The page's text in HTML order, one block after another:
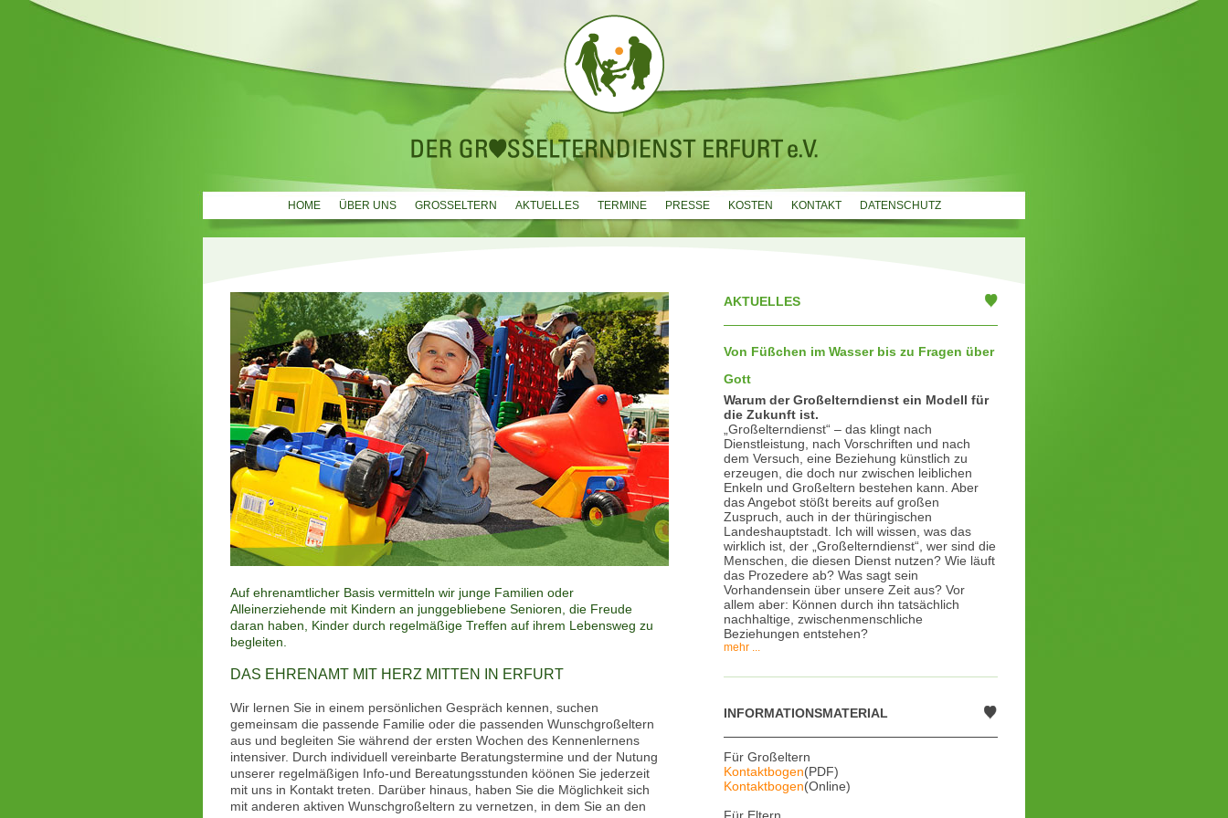
HOME ÜBER UNS GROSSELTERN AKTUELLES TERMINE PRESSE KOSTEN KONTAKT DATENSCHUTZ
Auf ehrenamtlicher Basis vermitteln wir junge Familien oder
Alleinerziehende mit Kindern an junggebliebene Senioren, die Freude
daran haben, Kinder durch regelmäßige Treffen auf ihrem Lebensweg zu
begleiten.
DAS EHRENAMT MIT HERZ MITTEN IN ERFURT
Wir lernen Sie in einem persönlichen Gespräch kennen, suchen
gemeinsam die passende Familie oder die passenden Wunschgroßeltern
aus und begleiten Sie während der ersten Wochen des Kennenlernens
intensiver. Durch individuell vereinbarte Beratungstermine und der Nutung
unserer regelmäßigen Info-und Bereatungsstunden köönen Sie jederzeit
mit uns in Kontakt treten. Darüber hinaus, haben Sie die Möglichkeit sich
mit anderen aktiven Wunschgroßeltern zu vernetzen, in dem Sie an den
AKTUELLES
Von Füßchen im Wasser bis zu Fragen über
Gott
Warum der Großelterndienst ein Modell für
die Zukunft ist.
„Großelterndienst“ – das klingt nach
Dienstleistung, nach Vorschriften und nach
dem Versuch, eine Beziehung künstlich zu
erzeugen, die doch nur zwischen leiblichen
Enkeln und Großeltern bestehen kann. Aber
das Angebot stößt bereits auf großen
Zuspruch, auch in der thüringischen
Landeshauptstadt. Ich will wissen, was das
wirklich ist, der „Großelterndienst“, wer sind die
Menschen, die diesen Dienst nutzen? Wie läuft
das Prozedere ab? Was sagt sein
Vorhandensein über unsere Zeit aus? Vor
allem aber: Können durch ihn tatsächlich
nachhaltige, zwischenmenschliche
Beziehungen entstehen?
mehr ...
INFORMATIONSMATERIAL
Für Großeltern
Kontaktbogen(PDF)
Kontaktbogen(Online)